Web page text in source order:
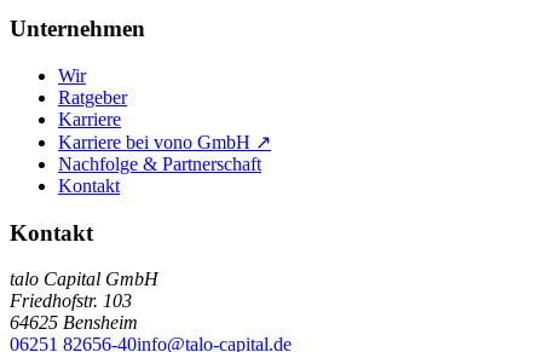
Unternehmen
Wir
Ratgeber
Karriere
Karriere bei vono GmbH ↗
Nachfolge & Partnerschaft
Kontakt
Kontakt
talo Capital GmbH
Friedhofstr. 103
64625 Bensheim
06251 82656-40info@talo-capital.de